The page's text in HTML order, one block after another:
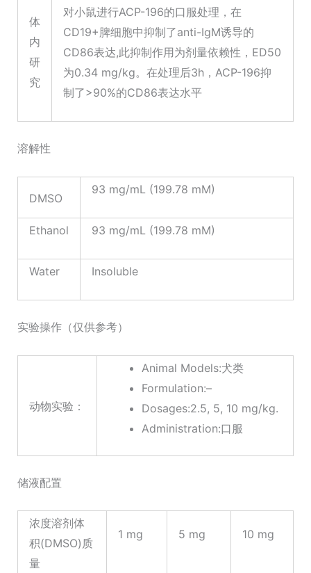
体
内
研
究
对小鼠进行ACP-196的口服处理，在
CD19+脾细胞中抑制了anti-IgM诱导的
CD86表达,此抑制作用为剂量依赖性，ED50
为0.34 mg/kg。在处理后3h，ACP-196抑
制了>90%的CD86表达水平
溶解性
DMSO
93 mg/mL (199.78 mM)
Ethanol 93 mg/mL (199.78 mM)
Water Insoluble
实验操作（仅供参考）
动物实验：
Animal Models:犬类
Formulation:–
Dosages:2.5, 5, 10 mg/kg.
Administration:口服
储液配置
浓度溶剂体
积(DMSO)质
量
1 mg 5 mg 10 mg